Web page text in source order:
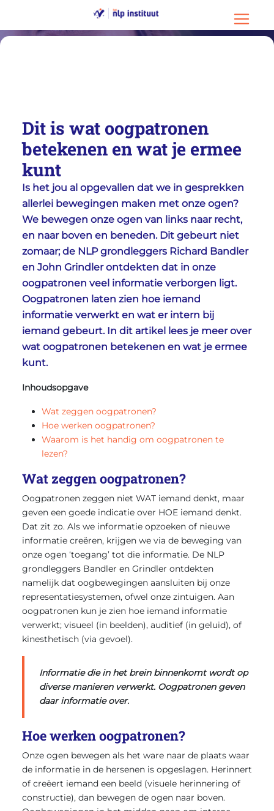
Menu
Dit is wat oogpatronen
betekenen en wat je ermee
kunt
Is het jou al opgevallen dat we in gesprekken
allerlei bewegingen maken met onze ogen?
We bewegen onze ogen van links naar recht,
en naar boven en beneden. Dit gebeurt niet
zomaar; de NLP grondleggers Richard Bandler
en John Grindler ontdekten dat in onze
oogpatronen veel informatie verborgen ligt.
Oogpatronen laten zien hoe iemand
informatie verwerkt en wat er intern bij
iemand gebeurt. In dit artikel lees je meer over
wat oogpatronen betekenen en wat je ermee
kunt.
Inhoudsopgave
Wat zeggen oogpatronen?
Hoe werken oogpatronen?
Waarom is het handig om oogpatronen te
lezen?
Wat zeggen oogpatronen?
Oogpatronen zeggen niet WAT iemand denkt, maar
geven een goede indicatie over HOE iemand denkt.
Dat zit zo. Als we informatie opzoeken of nieuwe
informatie creëren, krijgen we via de beweging van
onze ogen ‘toegang’ tot die informatie. De NLP
grondleggers Bandler en Grindler ontdekten
namelijk dat oogbewegingen aansluiten bij onze
representatiesystemen, ofwel onze zintuigen. Aan
oogpatronen kun je zien hoe iemand informatie
verwerkt; visueel (in beelden), auditief (in geluid), of
kinesthetisch (via gevoel).
Informatie die in het brein binnenkomt wordt op
diverse manieren verwerkt. Oogpatronen geven
daar informatie over.
Hoe werken oogpatronen?
Onze ogen bewegen als het ware naar de plaats waar
de informatie in de hersenen is opgeslagen. Herinnert
of creëert iemand een beeld (visuele herinnering of
constructie), dan bewegen de ogen naar boven.